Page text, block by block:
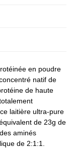
en poudre
natif de
de haute
laitière ultra-pure
de 23g de
aminés
de 2:1:1.